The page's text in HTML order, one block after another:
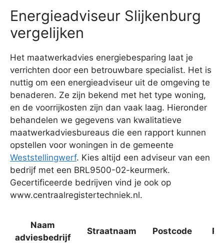
Energieadviseur Slijkenburg
vergelijken
Het maatwerkadvies energiebesparing laat je
verrichten door een betrouwbare specialist. Het is
nuttig om een energieadviseur uit de omgeving te
benaderen. Ze zijn bekend met het type woning,
en de voorrijkosten zijn dan vaak laag. Hieronder
behandelen we gegevens van kwalitatieve
maatwerkadviesbureaus die een rapport kunnen
opstellen voor woningen in de gemeente
Weststellingwerf. Kies altijd een adviseur van een
bedrijf met een BRL9500-02-keurmerk.
Gecertificeerde bedrijven vind je ook op
www.centraalregistertechniek.nl.
Naam
adviesbedrijf
Straatnaam Postcode